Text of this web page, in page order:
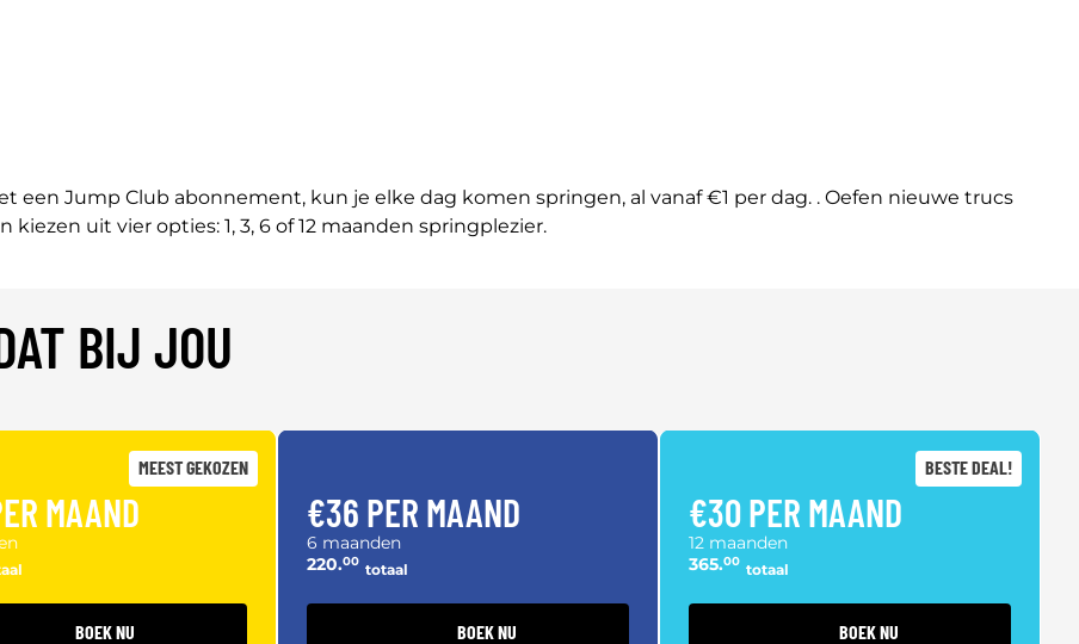
een Jump Club abonnement, kun je elke dag komen springen, al vanaf €1 per dag. . Oefen nieuwe trucs
uit vier opties: 1, 3, 6 of 12 maanden springplezier.
BIJ JOU
MEEST GEKOZEN
MAAND
BOEK NU
€36 PER MAAND
6 maanden
220.00 totaal
BOEK NU
BESTE DEAL!
€30 PER MAAND
12 maanden
365.00 totaal
BOEK NU